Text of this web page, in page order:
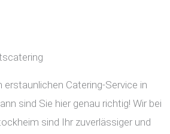
erstaunlichen Catering-Service in
sind Sie hier genau richtig! Wir bei
sind Ihr zuverlässiger und